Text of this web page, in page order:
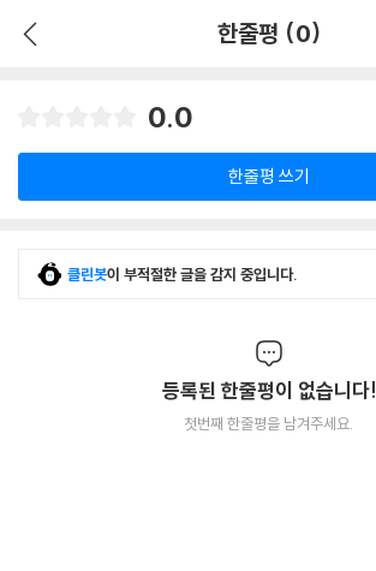
한줄평 (0)
0.0
한줄평 쓰기
클린봇이 부적절한 글을 감지 중입니다.
등록된 한줄평이 없습니다!
첫번째 한줄평을 남겨주세요.